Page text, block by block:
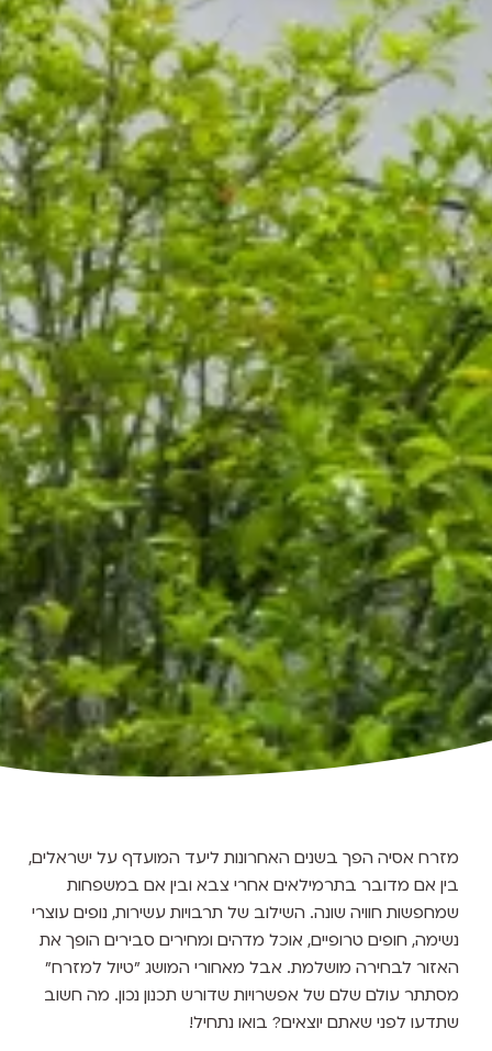
מזרח אסיה הפך בשנים האחרונות ליעד המועדף על ישראלים,
בין אם מדובר בתרמילאים אחרי צבא ובין אם במשפחות
שמחפשות חוויה שונה. השילוב של תרבויות עשירות, נופים עוצרי
נשימה, חופים טרופיים, אוכל מדהים ומחירים סבירים הופך את
האזור לבחירה מושלמת. אבל מאחורי המושג "טיול למזרח"
מסתתר עולם שלם של אפשרויות שדורש תכנון נכון. מה חשוב
שתדעו לפני שאתם יוצאים? בואו נתחיל!